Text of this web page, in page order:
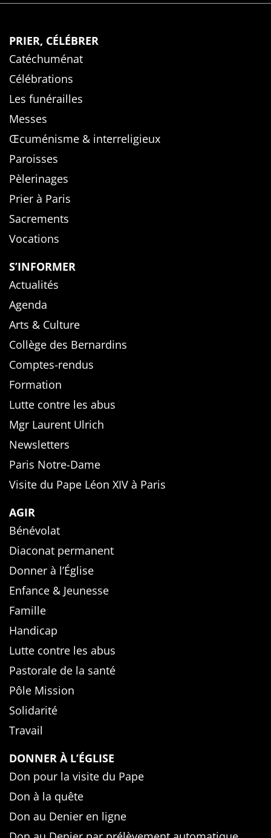
PRIER, CÉLÉBRER
Catéchuménat
Célébrations
Les funérailles
Messes
Œcuménisme & interreligieux
Paroisses
Pèlerinages
Prier à Paris
Sacrements
Vocations
S’INFORMER
Actualités
Agenda
Arts & Culture
Collège des Bernardins
Comptes-rendus
Formation
Lutte contre les abus
Mgr Laurent Ulrich
Newsletters
Paris Notre-Dame
Visite du Pape Léon XIV à Paris
AGIR
Bénévolat
Diaconat permanent
Donner à l’Église
Enfance & Jeunesse
Famille
Handicap
Lutte contre les abus
Pastorale de la santé
Pôle Mission
Solidarité
Travail
DONNER À L’ÉGLISE
Don pour la visite du Pape
Don à la quête
Don au Denier en ligne